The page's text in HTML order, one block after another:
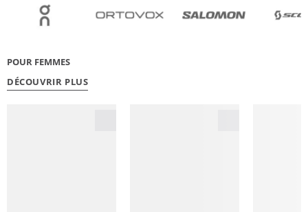
POUR FEMMES
DÉCOUVRIR PLUS